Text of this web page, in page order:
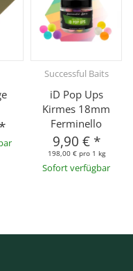
*
Successful Baits
iD Pop Ups
Kirmes 18mm
Ferminello
9,90 € *
198,00 € pro 1 kg
Sofort verfügbar